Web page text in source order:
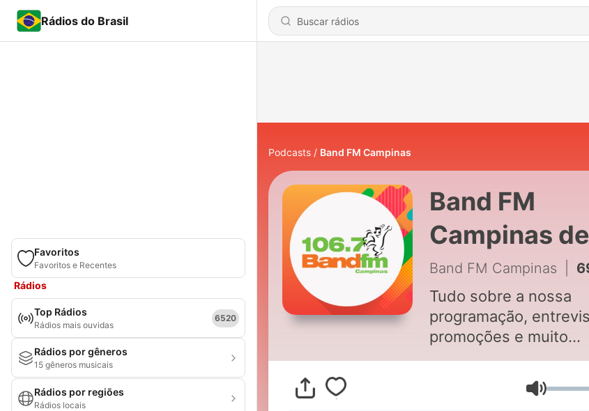
Rádios do Brasil
Favoritos
Favoritos e Recentes
Rádios
Top Rádios
Rádios mais ouvidas
6520
Rádios por gêneros
15 gêneros musicais
Rádios por regiões
Rádios locais
Podcasts Band FM Campinas
Band FM
Campinas de
Band FM
Campinas
Band FM Campinas 692 - Carlinhos
Tudo sobre a nossa
programação,
promoções e muito
entretenimento
Volume